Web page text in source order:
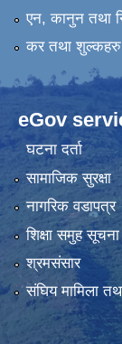
एन, कानुन तथा
कर तथा शुल्कहरु
eGov
घटना दर्ता
सामाजिक सुरक्षा
नागरिक वडापत्र
शिक्षा समुह
श्रमसंसार
संघिय मामिला